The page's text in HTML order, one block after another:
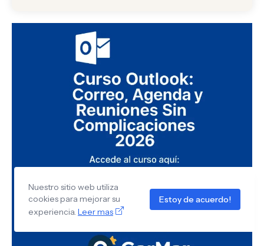
Nuestro sitio web utiliza
cookies para mejorar su
experiencia. Leer mas
Estoy de acuerdo!